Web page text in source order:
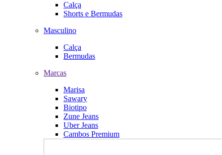
Calça
Shorts e Bermudas
Masculino
Calça
Bermudas
Marcas
Marisa
Sawary
Biotipo
Zune Jeans
Uber Jeans
Cambos Premium